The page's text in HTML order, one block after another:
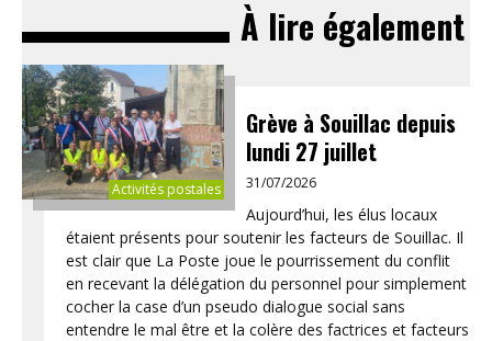
À lire également
Activités postales
Grève à Souillac depuis
lundi 27 juillet
31/07/2026
Aujourd’hui, les élus locaux
étaient présents pour soutenir les facteurs de Souillac. Il
est clair que La Poste joue le pourrissement du conflit
en recevant la délégation du personnel pour simplement
cocher la case d’un pseudo dialogue social sans
entendre le mal être et la colère des factrices et facteurs